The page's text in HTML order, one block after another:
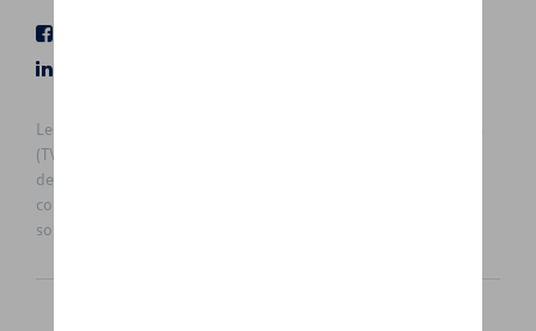
Les prix affichés sur le présent site sont des prix recommandés
(TVAc), hors éventuels frais de montage. Pour connaitre le prix
de vente actuel et les éventuels frais de montage, veuillez
contacter votre concessionnaire/agent. Les prix recommandés
sont sujets à des changements sans préavis.